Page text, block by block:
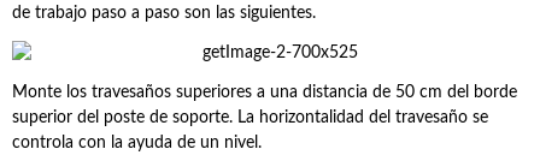
de trabajo paso a paso son las siguientes.
Monte los travesaños superiores a una distancia de 50 cm del borde
superior del poste de soporte. La horizontalidad del travesaño se
controla con la ayuda de un nivel.